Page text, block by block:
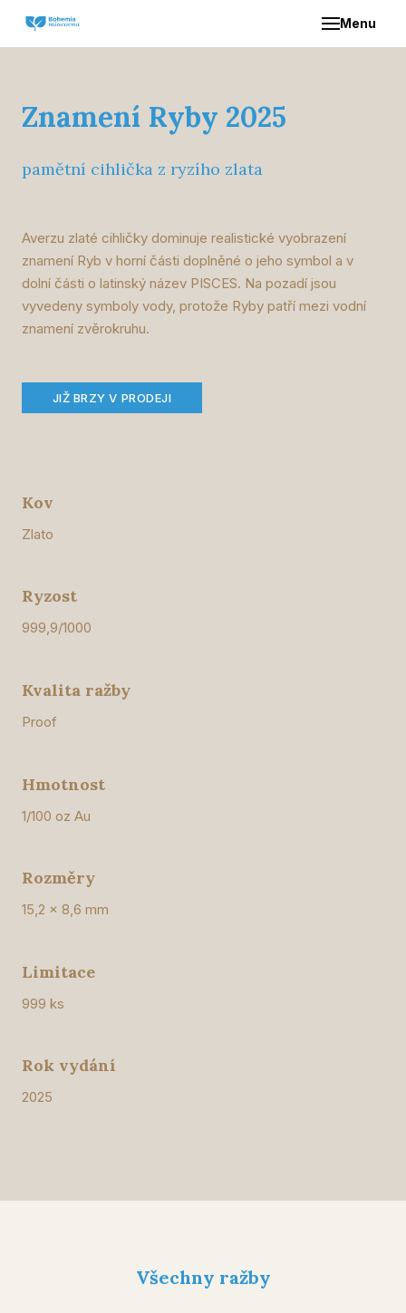
Menu
Znamení Ryby 2025
pamětní cihlička z ryzího zlata
Averzu zlaté cihličky dominuje realistické vyobrazení
znamení Ryb v horní části doplněné o jeho symbol a v
dolní části o latinský název PISCES. Na pozadí jsou
vyvedeny symboly vody, protože Ryby patří mezi vodní
znamení zvěrokruhu.
JIŽ BRZY V PRODEJI
Kov
Zlato
Ryzost
999,9/1000
Kvalita ražby
Proof
Hmotnost
1/100 oz Au
Rozměry
15,2 x 8,6 mm
Limitace
999 ks
Rok vydání
2025
Všechny ražby